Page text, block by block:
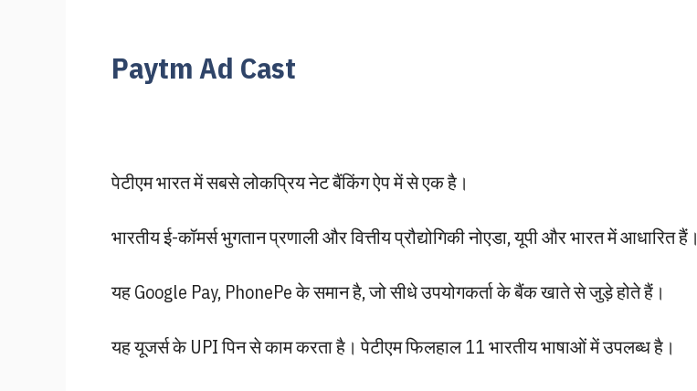
Paytm Ad Cast
पेटीएम भारत में सबसे लोकप्रिय नेट बैंकिंग ऐप में से एक है।
भारतीय ई-कॉमर्स भुगतान प्रणाली और वित्तीय प्रौद्योगिकी नोएडा, यूपी और भारत में आधारित हैं।
यह Google Pay, PhonePe के समान है, जो सीधे उपयोगकर्ता के बैंक खाते से जुड़े होते हैं।
यह यूजर्स के UPI पिन से काम करता है। पेटीएम फिलहाल 11 भारतीय भाषाओं में उपलब्ध है।